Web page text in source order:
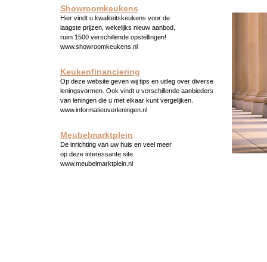
Showroomkeukens
Hier vindt u kwaliteitskeukens voor de
laagste prijzen, wekelijks nieuw aanbod,
ruim 1500 verschillende opstellingen!
www.showroomkeukens.nl
Keukenfinanciering
Op deze website geven wij tips en uitleg over diverse
leningsvormen. Ook vindt u verschillende aanbieders
van leningen die u met elkaar kunt vergelijken.
www.informatieoverleningen.nl
Meubelmarktplein
De inrichting van uw huis en veel meer
op deze interessante site.
www.meubelmarktplein.nl